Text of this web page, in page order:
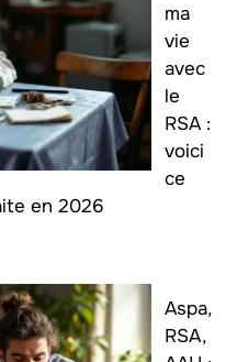
ma
vie
avec
le
RSA :
voici
ce
en 2026
Aspa,
RSA,